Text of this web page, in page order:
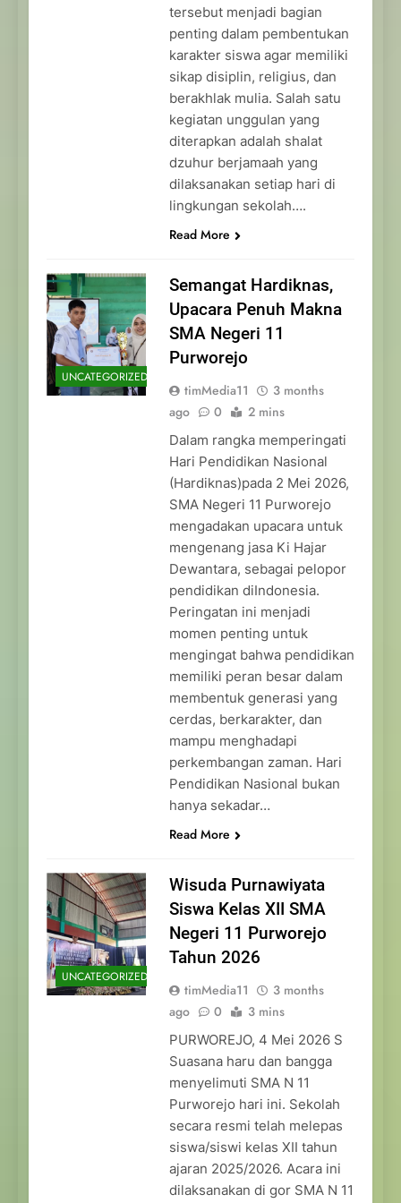
tersebut menjadi bagian
penting dalam pembentukan
karakter siswa agar memiliki
sikap disiplin, religius, dan
berakhlak mulia. Salah satu
kegiatan unggulan yang
diterapkan adalah shalat
dzuhur berjamaah yang
dilaksanakan setiap hari di
lingkungan sekolah….
Read More
UNCATEGORIZED
Semangat Hardiknas,
Upacara Penuh Makna
SMA Negeri 11
Purworejo
timMedia11
3 months
ago
0 2 mins
Dalam rangka memperingati
Hari Pendidikan Nasional
(Hardiknas)pada 2 Mei 2026,
SMA Negeri 11 Purworejo
mengadakan upacara untuk
mengenang jasa Ki Hajar
Dewantara, sebagai pelopor
pendidikan diIndonesia.
Peringatan ini menjadi
momen penting untuk
mengingat bahwa pendidikan
memiliki peran besar dalam
membentuk generasi yang
cerdas, berkarakter, dan
mampu menghadapi
perkembangan zaman. Hari
Pendidikan Nasional bukan
hanya sekadar…
Read More
UNCATEGORIZED
Wisuda Purnawiyata
Siswa Kelas XII SMA
Negeri 11 Purworejo
Tahun 2026
timMedia11
3 months
ago
0 3 mins
PURWOREJO, 4 Mei 2026 S
Suasana haru dan bangga
menyelimuti SMA N 11
Purworejo hari ini. Sekolah
secara resmi telah melepas
siswa/siswi kelas XII tahun
ajaran 2025/2026. Acara ini
dilaksanakan di gor SMA N 11